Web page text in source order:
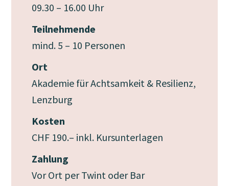
09.30 – 16.00 Uhr
Teilnehmende
mind. 5 – 10 Personen
Ort
Akademie für Achtsamkeit & Resilienz,
Lenzburg
Kosten
CHF 190.– inkl. Kursunterlagen
Zahlung
Vor Ort per Twint oder Bar